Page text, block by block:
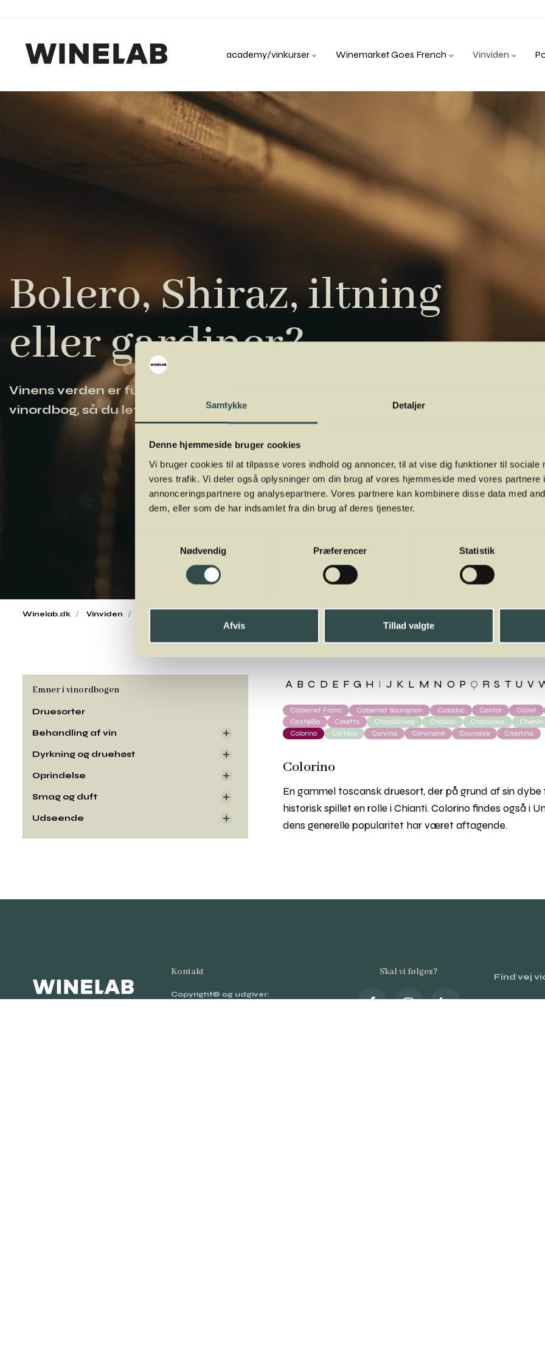
Samtykke Detaljer
Denne hjemmeside bruger cookies
Vi bruger cookies til at tilpasse vores indhold og annoncer, til at vise dig funktioner til sociale
vores trafik. Vi deler også oplysninger om din brug af vores hjemmeside med vores partnere
annonceringspartnere og analysepartnere. Vores partnere kan kombinere disse data med
dem, eller som de har indsamlet fra din brug af deres tjenester.
Nødvendig
Præferencer Statistik
Afvis Tillad valgte
academy/vinkurser Winemarket Goes French Vinviden
Bolero, Shiraz, iltning
eller gardiner?
Vinens verden er fuld af komplicerede udtryk. Vi har samlet de vigtigste i vores
vinordbog, så du lettere kan navigere og orientere dig.
Winelab.dk Vinviden
A B C D E F G H I J K L M N O P Q R S T U V
Cabernet Franc Cabernet Sauvignon Caladoc Calitor Callet
Castelão
Ceretto Chardonnay Chasan Chasselas Chenin
Colorino
Cortese Corvina Corvinone Counoise Croatina
Colorino
En gammel toscansk druesort, der på grund af sin
historisk spillet en rolle i Chianti. Colorino findes også i
dens generelle popularitet har været aftagende.
Emner i vinordbogen
Druesorter
Behandling af vin
Dyrkning og druehøst
Oprindelse
Smag og duft
Udseende
Kontakt
Copyright© og udgiver:
Skal vi følges? Find vej